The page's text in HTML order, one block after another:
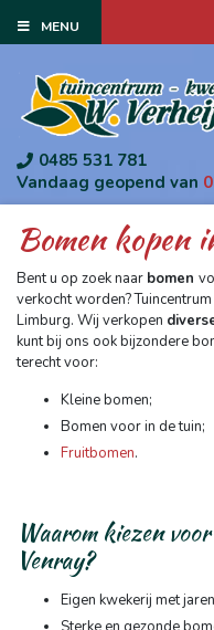
n
MENU
0485 531 781
Vandaag geopend van
Bomen kopen
Bent u op zoek naar bomen
verkocht worden?
Limburg. Wij verkopen
kunt bij ons ook bijzondere
terecht voor:
Kleine bomen;
Bomen voor in de tuin;
Fruitbomen.
Waarom kiezen
Venray?
Eigen kwekerij met